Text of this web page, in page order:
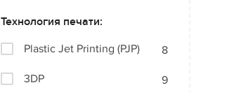
Технология печати:
Plastic Jet Printing (PJP)
8
3DP 9